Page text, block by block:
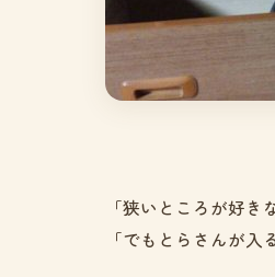
「狭いところが好
「でもとらさんが入